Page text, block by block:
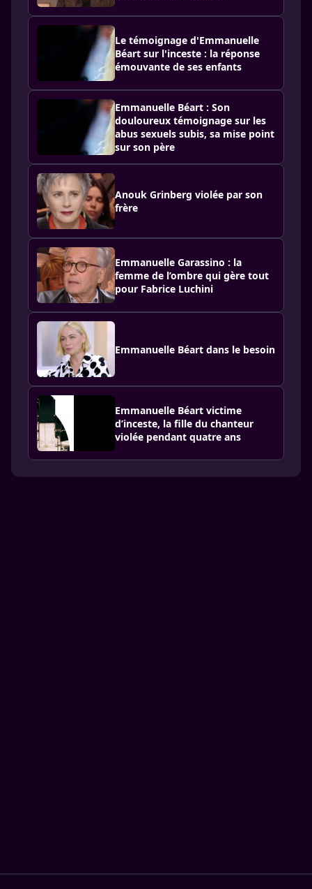
Le témoignage d'Emmanuelle
Béart sur l'inceste : la réponse
émouvante de ses enfants
Emmanuelle Béart : Son
douloureux témoignage sur les
abus sexuels subis, sa mise point
sur son père
Anouk Grinberg violée par son
frère
Emmanuelle Garassino : la
femme de l’ombre qui gère tout
pour Fabrice Luchini
Emmanuelle Béart dans le besoin
Emmanuelle Béart victime
d’inceste, la fille du chanteur
violée pendant quatre ans